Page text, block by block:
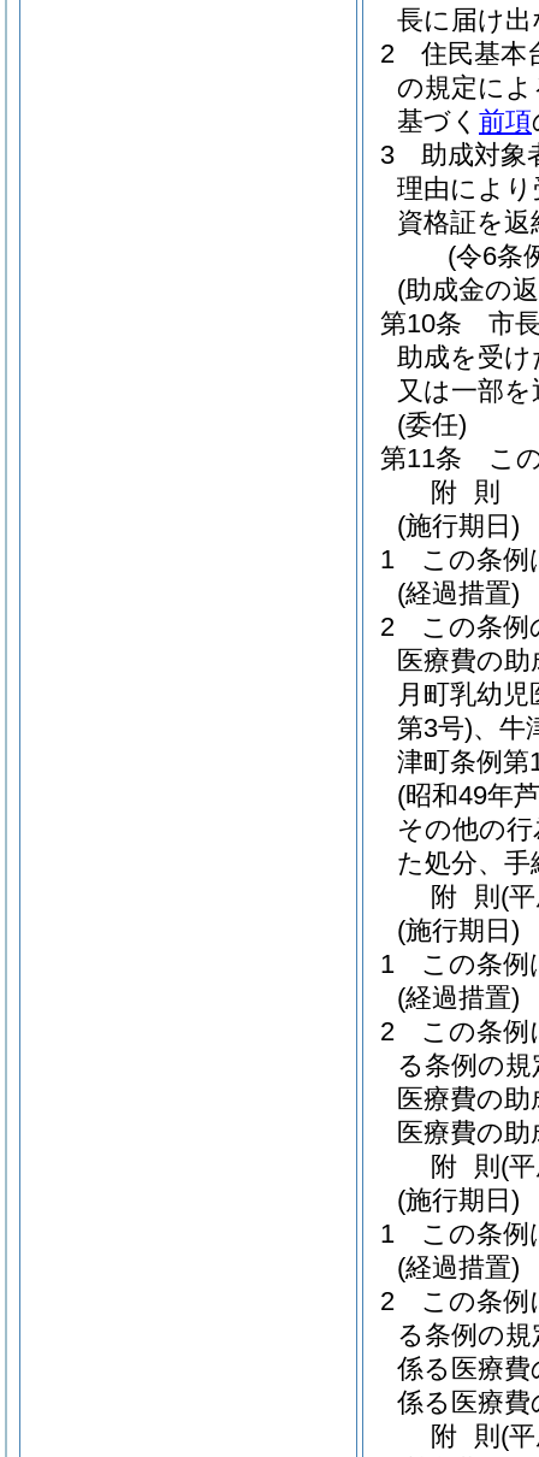
長に届け
2
住民基本
の規定に
基づく 前項
3
助成対象
理由によ
資格証を
(令6条
(助成金の
第10条
市
助成を受
又は一部
(委任)
第11条
こ
附 則
(施行期日)
1
この条例
(経過措置)
2
この条例
医療費の
月町乳幼
第3号)、牛
津町条例第
(昭和49年
その他の
た処分、
附 則 (
(施行期日)
1
この条例
(経過措置)
2
この条例
る条例の
医療費の
医療費の
附 則 (
(施行期日)
1
この条例
(経過措置)
2
この条例
る条例の
係る医療
係る医療
附 則 (